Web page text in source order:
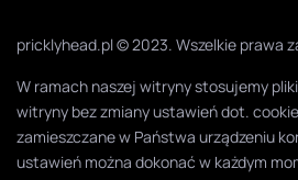
pricklyhead.pl © 2023. Wszelkie prawa
W ramach naszej witryny stosujemy
witryny bez zmiany ustawień dot.
zamieszczane w Państwa urządzeniu
ustawień można dokonać w każdym